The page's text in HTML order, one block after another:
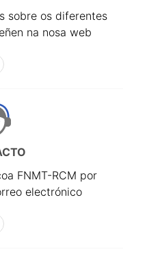
sobre os diferentes
na nosa web
FNMT-RCM por
electrónico